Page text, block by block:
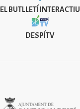
EL BUTLLETÍ INTERACTIU
DESPÍTV